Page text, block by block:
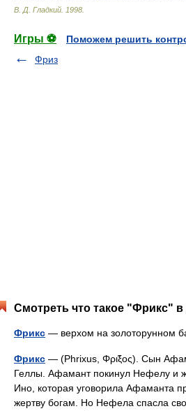
В. Д. Гладкий 1998
Игры ⚽
Поможем решить
Фриз
Смотреть что такое "Фрикс" в
Фрикс — верхом на золоторунном
Фрикс — (Phrixus, Φρι̃ξος). Сын
Геллы. Афамант покинул Нефелу и
Ино, которая уговорила Афаманта
жертву богам. Но Нефела спасла